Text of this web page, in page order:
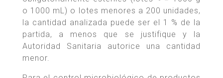
o 1000 mL) o lotes menores a 200 unidades,
la cantidad analizada puede ser el 1 % de la
partida, a menos que se justifique y la
Autoridad Sanitaria autorice una cantidad
menor.